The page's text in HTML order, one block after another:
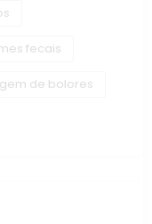
fecais
de bolores